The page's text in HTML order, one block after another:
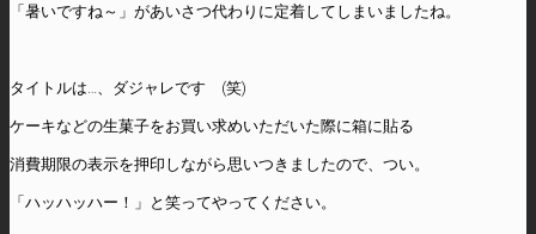
「暑いですね～」があいさつ代わりに定着してしまいましたね。
タイトルは…、ダジャレです (笑)
ケーキなどの生菓子をお買い求めいただいた際に箱に貼る
消費期限の表示を押印しながら思いつきましたので、つい。
「ハッハッハー！」と笑ってやってください。